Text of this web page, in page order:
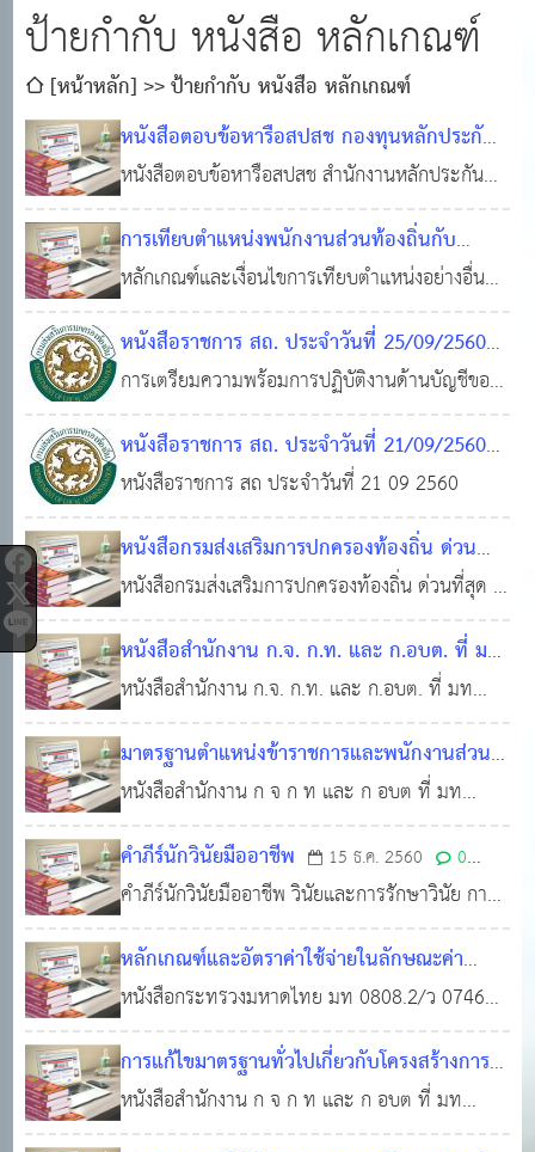
ป้ายกำกับ หนังสือ หลักเกณฑ์
[หน้าหลัก]
ป้ายกำกับ หนังสือ หลักเกณฑ์
หนังสือตอบข้อหารือสปสช กองทุนหลักประกัน
สุขภาพท้องถิ่น - กปท.
27 ก.ย. 2560
0
21,888
หนังสือตอบข้อหารือสปสช สำนักงานหลักประกัน
สุขภาพแห่งชาติ กองทุนหลักประกันสุขภาพท้องถิ่น
กปท คู่มือปฏิบัติงานกองทุนหลักประกันสุขภาพ ใน
ระดับท้องถิ่นหรือพื้นที่
การเทียบตำแหน่งพนักงานส่วนท้องถิ่นกับ
ข้าราชการพลเรือนสามัญ
14 ต.ค. 2560
0
53,871
หลักเกณฑ์และเงื่อนไขการเทียบตำแหน่งอย่างอื่น
เท่ากับการดำรงตำแหน่งข้าราชการพลเรือนสามัญ
ตามพระราชบัญญัติระเบียบข้าราชการพลเรือน พ
ศ 2551
หนังสือราชการ สถ. ประจำวันที่ 25/09/2560
25 ก.ย. 2560 0 21,161
การเตรียมความพร้อมการปฏิบัติงานด้านบัญชีของ
สำนักงานส่งเสริมการปกครองท้องถิ่นจังหวัด
หนังสือราชการ สถ. ประจำวันที่ 21/09/2560
21 ก.ย. 2560 0 5,502
หนังสือราชการ สถ ประจำวันที่ 21 09 2560
หนังสือกรมส่งเสริมการปกครองท้องถิ่น ด่วน
ที่สุด ที่ มท 0808.2/ว 3090 ลงวันที่ 29
กันยายน 2565 เรื่อง แนวทางการจ้างที่ปรึกษา
30 ก.ย. 2565 0 7,319
หนังสือกรมส่งเสริมการปกครองท้องถิ่น ด่วนที่สุด ที่
มท 0808.2/ว 3090 ลงวันที่ 29 กันยายน 2565
เรื่อง แนวทางการจ้างที่ปรึกษา หนังสือคณะ
กรรมการวินิจฉัยปัญหาการจัดซื้อจัดจ้างและการ
บริหารพัสดุภาครัฐ ด่วนที่สุด ที่ กค (กวจ) 0405.3/
ว 1203 ลงวันที่ 27 กันยายน 256
หนังสือสำนักงาน ก.จ. ก.ท. และ ก.อบต. ที่ มท
0809.4/ว 38 ลงวันที่ 26 กันยายน 2565
28
ก.ย. 2565
0 47,170
หนังสือสำนักงาน ก.จ. ก.ท. และ ก.อบต. ที่ มท
0809.4/ว 38 ลงวันที่ 26 กันยาน 2565 เรื่อง การ
กำหนดมาตรฐานทั่วไปเกี่ยวประเภทตำแหน่ง
มาตรฐานกำหนดตำแหน่งและมาตรฐานวิทยฐานะ
ข้าราชการหรือพนักงานครูและบุคคลากรทางการ
ศึกษาองค์กรปกครองส่วนท้องถิ่น และเงื่อนไขการ
ลดระยะ
มาตรฐานตำแหน่งข้าราชการและพนักงานส่วน
ท้องถิ่น พ.ศ. 2558
16 ก.ย. 2560
0
6,377
หนังสือสำนักงาน ก จ ก ท และ ก อบต ที่ มท
0809 5 ว 58 ลงวันที่ 11 ธันวาคม 2558
4101มาตรฐานตำแหน่ง เจ้าพนักงานธุรการ (ปฏิบัติ
งาน-อาวุโส) 4102 มาตรฐานตำแหน่ง เจ้าพนักงาน
ทะเบียน (ปฏิบัติงาน-อาวุโส) 4103 มาตรฐาน
ตำแหน่ง เจ้าพนักงานเวชสถิติ (ปฏิบัติงาน-อาวุโส) 4
คำภีร์นักวินัยมืออาชีพ 15 ธ.ค. 2560
0
11,474
คำภีร์นักวินัยมืออาชีพ วินัยและการรักษาวินัย การ
ดำเนินการทางวินัย พระราชบัญญัติล้างมลทินฯ
การสั่งพักราชการ และการสั่งให้ออกจากราชการไว้
ก่อน
หลักเกณฑ์และอัตราค่าใช้จ่ายในลักษณะค่า
ใช้สอย วัสดุ และค่าสาธารณูปโภค
05 มี.ค.
2562
0 40,587
หนังสือกระทรวงมหาดไทย มท 0808.2/ว 0746
ลงวันที่ 1 กุมภาพันธ์ 2562 เรื่อง หลักเกณฑ์และ
อัตราค่าใช้จ่ายประกอบการพิจารณางบประมาณ
รายจ่ายประจำปีที่เบิกจ่ายในลักษณะค่าใช้สอย วัสดุ
การแก้ไขมาตรฐานทั่วไปเกี่ยวกับโครงสร้างการ
แบ่งส่วนราชการ
17 ก.ย. 2560 0 5,476
หนังสือสำนักงาน ก จ ก ท และ ก อบต ที่ มท
0809 2 ว 91 ลงวันที่ 30 กันยายน 2558 เรื่อง การ